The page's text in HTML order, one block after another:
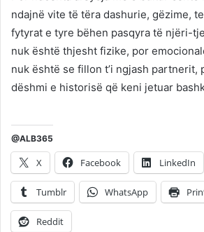
ndajnë vite të tëra dashurie, gëzime,
fytyrat e tyre bëhen pasqyra të njëri-
nuk është thjesht fizike, por
nuk është se fillon t’i ngjash partnerit,
dëshmi e historisë që keni jetuar
@ALB365
X Facebook LinkedIn
Tumblr WhatsApp
Reddit